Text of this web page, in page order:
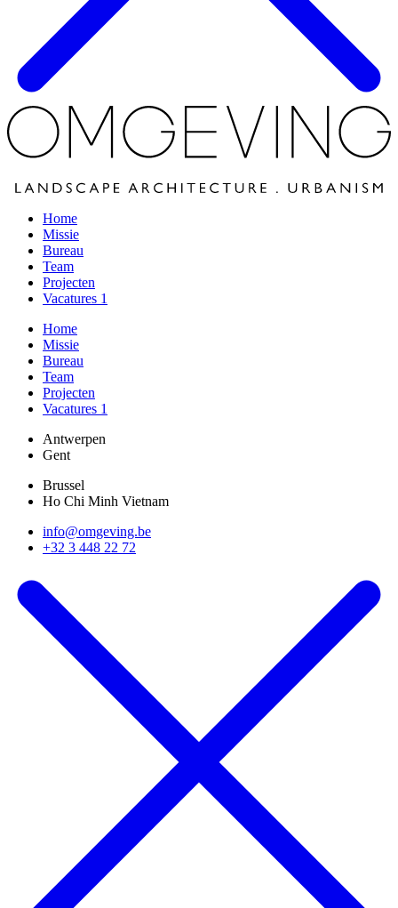
Home
Missie
Bureau
Team
Projecten
Vacatures 1
Home
Missie
Bureau
Team
Projecten
Vacatures 1
Antwerpen
Gent
Brussel
Ho Chi Minh Vietnam
info@omgeving.be
+32 3 448 22 72